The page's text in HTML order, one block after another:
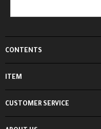
CONTENTS
ITEM
CUSTOMER SERVICE